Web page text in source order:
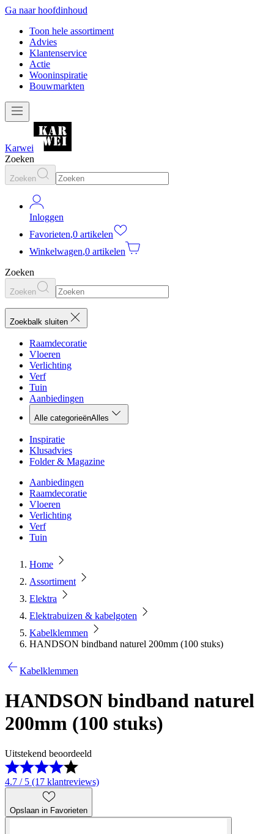
Ga naar hoofdinhoud
Toon hele assortiment
Advies
Klantenservice
Actie
Wooninspiratie
Bouwmarkten
Karwei
Zoeken
Zoeken
Inloggen
Favorieten,0 artikelen
Winkelwagen,0 artikelen
Zoeken
Zoeken
Zoekbalk sluiten
Raamdecoratie
Vloeren
Verlichting
Verf
Tuin
Aanbiedingen
Alle categorieënAlles
Inspiratie
Klusadvies
Folder & Magazine
Aanbiedingen
Raamdecoratie
Vloeren
Verlichting
Verf
Tuin
Home
Assortiment
Elektra
Elektrabuizen & kabelgoten
Kabelklemmen
HANDSON bindband naturel 200mm (100 stuks)
Kabelklemmen
HANDSON bindband naturel
200mm (100 stuks)
Uitstekend beoordeeld
4.7 / 5 (17 klantreviews)
Opslaan in Favorieten